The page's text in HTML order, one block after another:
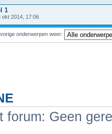
1
okt 2014, 17:06
onderwerpen weer:
forum: Geen